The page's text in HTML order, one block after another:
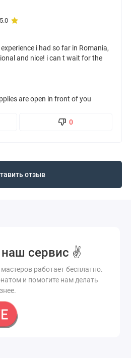
i had so far in Romania,
and nice! i can t wait for the
are open in front of you
0
отзыв
сервис ✌️
работает бесплатно.
и помогите нам делать